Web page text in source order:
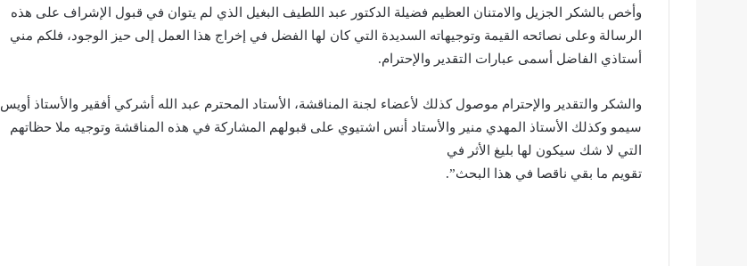
وأخص بالشكر الجزيل والامتنان العظيم فضيلة الدكتور عبد اللطيف البغيل الذي لم يتوان في قبول الإشراف على هذه
الرسالة وعلى نصائحه القيمة وتوجيهاته السديدة التي كان لها الفضل في إخراج هذا العمل إلى حيز الوجود، فلكم مني
أستاذي الفاضل أسمى عبارات التقدير والإحترام.
والشكر والتقدير والإحترام موصول كذلك لأعضاء لجنة المناقشة، الأستاد المحترم عبد الله أشركي أفقير والأستاذ أويس
سيمو وكذلك الأستاذ المهدي منير والأستاد أنس اشتيوي على قبولهم المشاركة في هذه المناقشة وتوجيه ملا حظاتهم
التي لا شك سيكون لها بليغ الأثر في
تقويم ما بقي ناقصا في هذا البحث”.